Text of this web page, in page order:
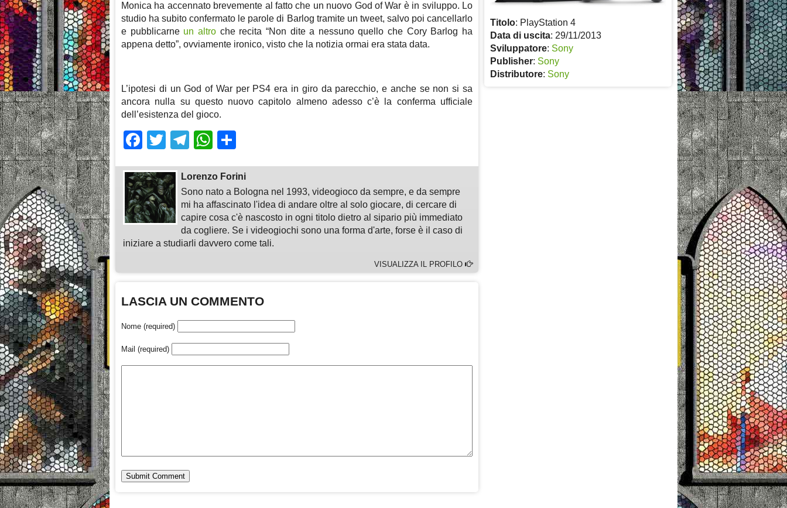
Titolo: PlayStation 4
Data di uscita: 29/11/2013
Sviluppatore: Sony
Publisher: Sony
Distributore: Sony
Monica ha accennato brevemente al fatto che un nuovo God of War è in sviluppo. Lo
studio ha subito confermato le parole di Barlog tramite un tweet, salvo poi cancellarlo
e pubblicarne un altroche recita “Non dite a nessuno quello che Cory Barlog ha
appena detto”, ovviamente ironico, visto che la notizia ormai era stata data.
L’ipotesi di un God of War per PS4 era in giro da parecchio, e anche se non si sa
ancora nulla su questo nuovo capitolo almeno adesso c’è la conferma ufficiale
dell’esistenza del gioco.
Facebook
TwitterTelegram
WhatsApp
Lorenzo Forini
Sono nato a Bologna nel 1993, videogioco da sempre, e da sempre
mi ha affascinato l'idea di andare oltre al solo giocare, di cercare di
capire cosa c'è nascosto in ogni titolo dietro al sipario più immediato
da cogliere. Se i videogiochi sono una forma d'arte, forse è il caso di
iniziare a studiarli davvero come tali.
VISUALIZZA IL PROFILO
LASCIA UN COMMENTO
Nome (required)
Mail (required)